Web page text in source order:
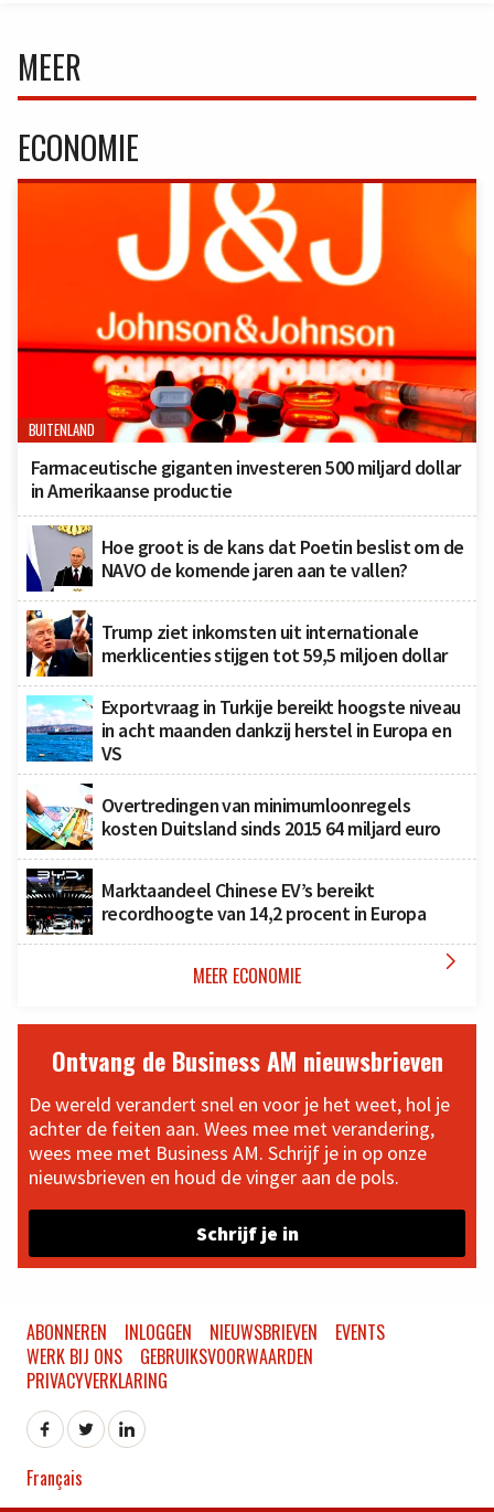
MEER
ECONOMIE
BUITENLAND
Farmaceutische giganten investeren 500 miljard dollar
in Amerikaanse productie
Hoe groot is de kans dat Poetin beslist om de
NAVO de komende jaren aan te vallen?
Trump ziet inkomsten uit internationale
merklicenties stijgen tot 59,5 miljoen dollar
Exportvraag in Turkije bereikt hoogste niveau
in acht maanden dankzij herstel in Europa en
VS
Overtredingen van minimumloonregels
kosten Duitsland sinds 2015 64 miljard euro
Marktaandeel Chinese EV’s bereikt
recordhoogte van 14,2 procent in Europa
MEER ECONOMIE 
Ontvang de Business AM nieuwsbrieven
De wereld verandert snel en voor je het weet, hol je
achter de feiten aan. Wees mee met verandering,
wees mee met Business AM. Schrijf je in op onze
nieuwsbrieven en houd de vinger aan de pols.
Schrijf je in
ABONNEREN INLOGGEN NIEUWSBRIEVEN
EVENTS
WERK BIJ ONS
GEBRUIKSVOORWAARDEN
PRIVACYVERKLARING
Français